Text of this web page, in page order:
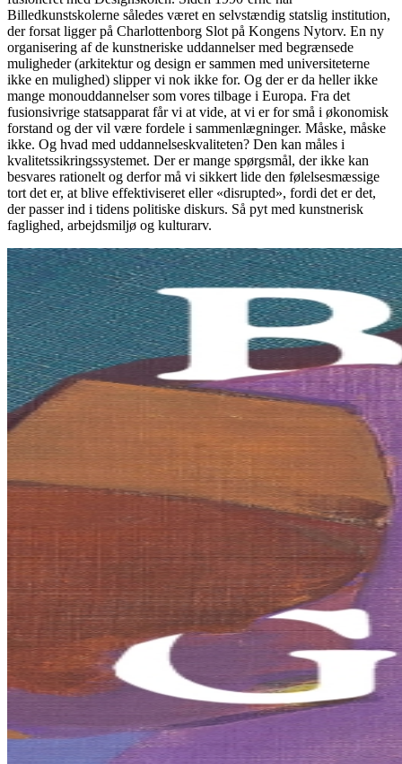
Billedkunstskolerne således været en selvstændig statslig institution,
der forsat ligger på Charlottenborg Slot på Kongens Nytorv. En ny
organisering af de kunstneriske uddannelser med begrænsede
muligheder (arkitektur og design er sammen med universiteterne
ikke en mulighed) slipper vi nok ikke for. Og der er da heller ikke
mange monouddannelser som vores tilbage i Europa. Fra det
fusionsivrige statsapparat får vi at vide, at vi er for små i økonomisk
forstand og der vil være fordele i sammenlægninger. Måske, måske
ikke. Og hvad med uddannelseskvaliteten? Den kan måles i
kvalitetssikringssystemet. Der er mange spørgsmål, der ikke kan
besvares rationelt og derfor må vi sikkert lide den følelsesmæssige
tort det er, at blive effektiviseret eller «disrupted», fordi det er det,
der passer ind i tidens politiske diskurs. Så pyt med kunstnerisk
faglighed, arbejdsmiljø og kulturarv.